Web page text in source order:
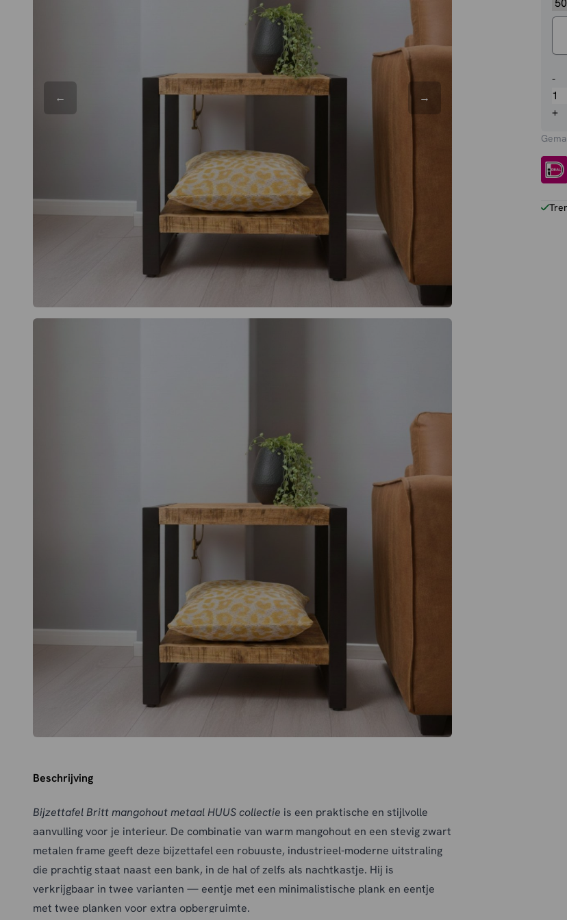
-
+
Beschrijving
Bijzettafel Britt mangohout metaal HUUS collectie is een praktische en stijlvolle
aanvulling voor je interieur. De combinatie van warm mangohout en een stevig zwart
metalen frame geeft deze bijzettafel een robuuste, industrieel-moderne uitstraling
die prachtig staat naast een bank, in de hal of zelfs als nachtkastje. Hij is
verkrijgbaar in twee varianten — eentje met een minimalistische plank en eentje
met twee planken voor extra opbergruimte.